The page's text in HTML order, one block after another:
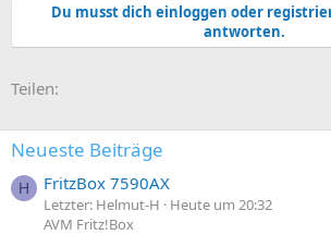
Du musst dich einloggen oder
antworten.
Teilen:
Neueste Beiträge
H FritzBox 7590AX
Letzter: Helmut-H
Heute um 20:32
AVM Fritz!Box